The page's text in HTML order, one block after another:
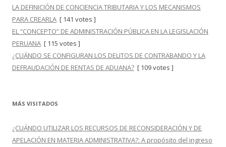
LA DEFINICIÓN DE CONCIENCIA TRIBUTARIA Y LOS MECANISMOS
PARA CREARLA [ 141 votes ]
EL “CONCEPTO” DE ADMINISTRACIÓN PÚBLICA EN LA LEGISLACIÓN
PERUANA [ 115 votes ]
¿CUÁNDO SE CONFIGURAN LOS DELITOS DE CONTRABANDO Y LA
DEFRAUDACIÓN DE RENTAS DE ADUANA? [ 109 votes ]
MÁS VISITADOS
¿CUÁNDO UTILIZAR LOS RECURSOS DE RECONSIDERACIÓN Y DE
APELACIÓN EN MATERIA ADMINISTRATIVA?: A propósito del ingreso